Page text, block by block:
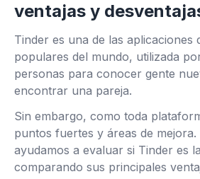
ventajas y
Tinder es una de las aplicaciones
populares del mundo, utilizada
personas para conocer gente
encontrar una pareja.
Sin embargo, como toda
puntos fuertes y áreas de
ayudamos a evaluar si Tinder es
comparando sus principales